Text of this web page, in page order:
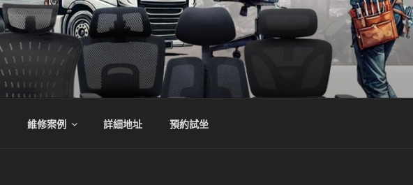
維修案例 詳細地址 預約試坐